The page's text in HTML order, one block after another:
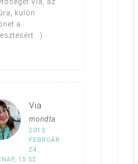
Via, az
külön
a
:)
Via
mondta
2013.
FEBRUÁR
24.,
15:52